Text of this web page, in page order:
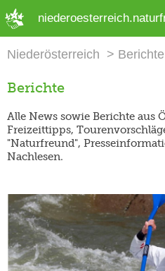
Niederösterreich Berichte
Berichte
Alle News sowie Berichte aus
Freizeittipps,
"Naturfreund",
Nachlesen.